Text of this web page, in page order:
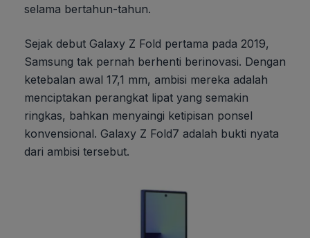
selama bertahun-tahun.
Sejak debut Galaxy Z Fold pertama pada 2019,
Samsung tak pernah berhenti berinovasi. Dengan
ketebalan awal 17,1 mm, ambisi mereka adalah
menciptakan perangkat lipat yang semakin
ringkas, bahkan menyaingi ketipisan ponsel
konvensional. Galaxy Z Fold7 adalah bukti nyata
dari ambisi tersebut.